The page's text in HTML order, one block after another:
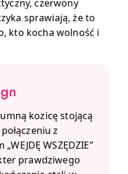
czerwony
sprawiają, że to
kto kocha wolność i
kozicę stojącą
z
WSZĘDZIE”
prawdziwego